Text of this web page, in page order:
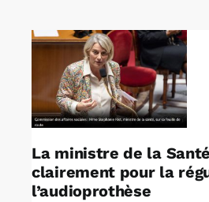
Rechercher:
Annonces emploi
La ministre de la
clairement pour la
l’audioprothèse